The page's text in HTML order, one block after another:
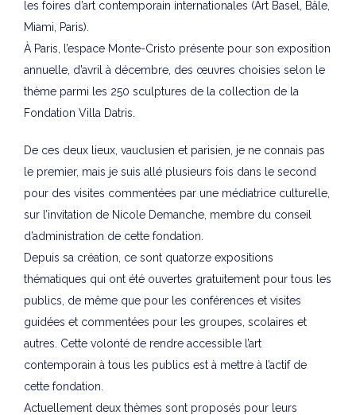
les foires d’art contemporain internationales (Art Basel, Bâle,
Miami, Paris).
À Paris, l’espace Monte-Cristo présente pour son exposition
annuelle, d’avril à décembre, des œuvres choisies selon le
thème parmi les 250 sculptures de la collection de la
Fondation Villa Datris.
De ces deux lieux, vauclusien et parisien, je ne connais pas
le premier, mais je suis allé plusieurs fois dans le second
pour des visites commentées par une médiatrice culturelle,
sur l’invitation de Nicole Demanche, membre du conseil
d’administration de cette fondation.
Depuis sa création, ce sont quatorze expositions
thématiques qui ont été ouvertes gratuitement pour tous les
publics, de même que pour les conférences et visites
guidées et commentées pour les groupes, scolaires et
autres. Cette volonté de rendre accessible l’art
contemporain à tous les publics est à mettre à l’actif de
cette fondation.
Actuellement deux thèmes sont proposés pour leurs